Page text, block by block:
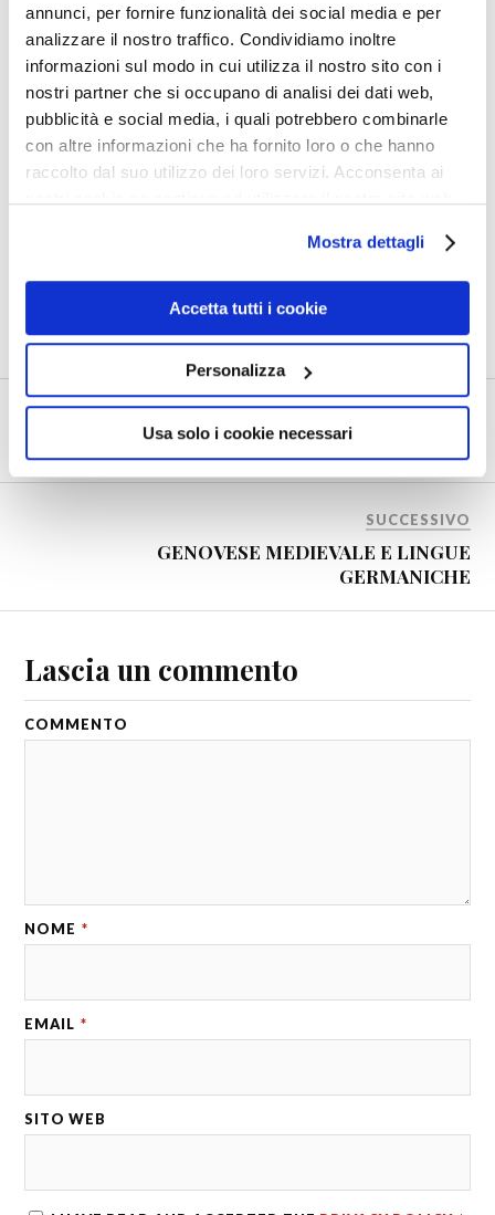
annunci, per fornire funzionalità dei social media e per
analizzare il nostro traffico. Condividiamo inoltre
informazioni sul modo in cui utilizza il nostro sito con i
nostri partner che si occupano di analisi dei dati web,
pubblicità e social media, i quali potrebbero combinarle
con altre informazioni che ha fornito loro o che hanno
raccolto dal suo utilizzo dei loro servizi. Acconsenta ai
Mostra dettagli
Accetta tutti i cookie
Personalizza
Usa solo i cookie necessari
CORAGGIO SILVANA, NON PRAEVALEBUNT.
INTEGRITÀ VITTORIA
PRECEDENTE
IL NUMERO DELLA BESTIA
SUCCESSIVO
GENOVESE MEDIEVALE E LINGUE
GERMANICHE
Lascia un commento
COMMENTO
NOME *
EMAIL *
SITO WEB